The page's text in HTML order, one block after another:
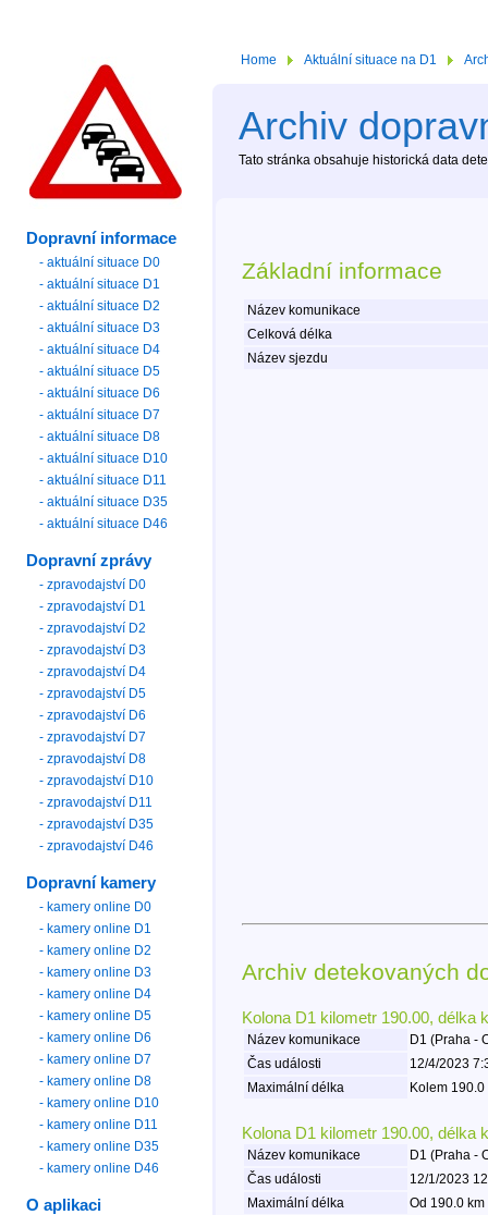
Home Aktuální situace na D1
Archiv
Tato stránka obsahuje historická data
Základní informace
Název komunikace
Celková délka
Název sjezdu
Archiv detekovaných
Kolona D1 kilometr 190.00, délka
Název komunikace
D1 (Praha -
Čas události
12/4/2023
Maximální délka
Kolem
Kolona D1 kilometr 190.00, délka
Název komunikace
D1 (Praha -
Čas události
12/1/2023
Maximální délka
Od 190.0
Dopravní informace
- aktuální situace D0
- aktuální situace D1
- aktuální situace D2
- aktuální situace D3
- aktuální situace D4
- aktuální situace D5
- aktuální situace D6
- aktuální situace D7
- aktuální situace D8
- aktuální situace D10
- aktuální situace D11
- aktuální situace D35
- aktuální situace D46
Dopravní zprávy
- zpravodajství D0
- zpravodajství D1
- zpravodajství D2
- zpravodajství D3
- zpravodajství D4
- zpravodajství D5
- zpravodajství D6
- zpravodajství D7
- zpravodajství D8
- zpravodajství D10
- zpravodajství D11
- zpravodajství D35
- zpravodajství D46
Dopravní kamery
- kamery online D0
- kamery online D1
- kamery online D2
- kamery online D3
- kamery online D4
- kamery online D5
- kamery online D6
- kamery online D7
- kamery online D8
- kamery online D10
- kamery online D11
- kamery online D35
- kamery online D46
O aplikaci